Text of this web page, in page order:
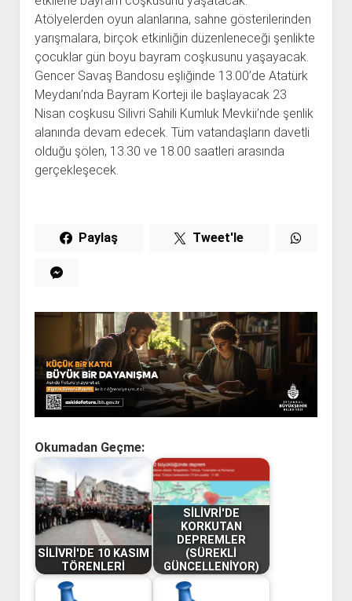
Atölyelerden oyun alanlarına, sahne gösterilerinden
yarışmalara, birçok etkinliğin düzenleneceği şenlikte
çocuklar gün boyu bayram coşkusunu yaşayacak.
Gencer Savaş Bandosu eşliğinde 13.00’de Atatürk
Meydanı’nda Bayram Korteji ile başlayacak 23
Nisan coşkusu Silivri Sahili Kumluk Mevkii’nde şenlik
alanında devam edecek. Tüm vatandaşların davetli
olduğu şölen, 13.30 ve 18.00 saatleri arasında
gerçekleşecek.
Paylaş Tweet'le
Okumadan Geçme:
SİLİVRİ'DE 10 KASIM
TÖRENLERİ
SİLİVRİ'DE
KORKUTAN
DEPREMLER
(SÜREKLİ
GÜNCELLENİYOR)